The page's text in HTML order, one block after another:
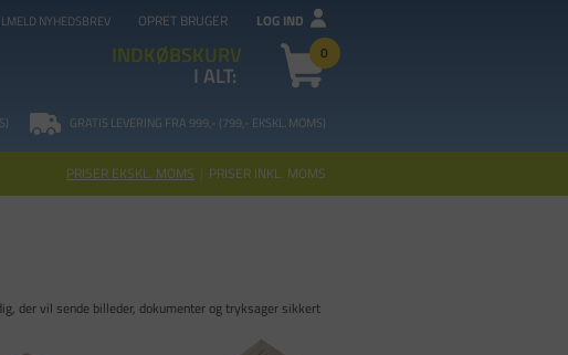
NYHEDSBREV OPRET BRUGER LOG IND
INDKØBSKURV 0
I ALT:
GRATIS LEVERING FRA 999,- (799,- EKSKL. MOMS)
PRISER EKSKL. MOMS | PRISER INKL. MOMS
der vil sende billeder, dokumenter og tryksager sikkert